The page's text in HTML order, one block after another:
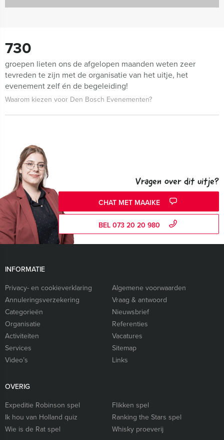
730
groepen lieten ons de afgelopen maanden weten zeer
tevreden te zijn met de organisatie van het uitje, het
evenement zelf én de begeleiding!
Waarom kiezen voor Den Bosch Evenementen?
Vragen over dit uitje?
CHAT MET MAAIKE
BEL 073 20 20 980
INFORMATIE
Privacy- en cookieverklaring
Algemene voorwaarden
Annuleringsverzekering
Vraag & antwoord
Categorieën
Nieuwsbrief
Organisatie
Referenties
Activiteiten
Vacatures
Services
Sitemap
Video’s
Links
OVERIG
Expeditie Robinson spel
Flikken spel
Ik hou van Holland quiz
Ranking the Stars spel
Wie is de Rat spel
Whisky proeverij